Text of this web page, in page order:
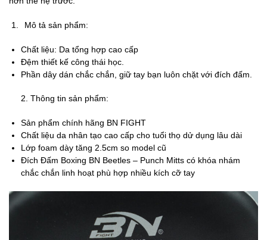
Mô tả sản phẩm:
Chất liệu: Da tổng hợp cao cấp
Đệm thiết kế công thái học.
Phần dây dán chắc chắn, giữ tay bạn luôn chặt với đích đấm.
2. Thông tin sản phẩm:
Sản phẩm chính hãng BN FIGHT
Chất liệu da nhân tạo cao cấp cho tuổi thọ dử dụng lâu dài
Lớp foam dày tăng 2.5cm so model cũ
Đích Đấm Boxing BN Beetles – Punch Mitts có khóa nhám
chắc chắn linh hoạt phù hợp nhiều kích cỡ tay